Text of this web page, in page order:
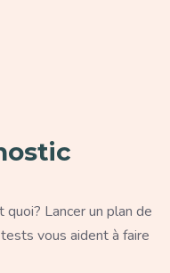
Lancer un plan de
vous aident à faire